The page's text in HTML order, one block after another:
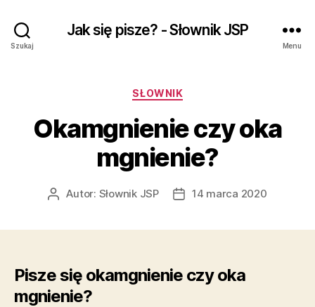
Szukaj
Jak się pisze? - Słownik JSP
Menu
Kategorie
SŁOWNIK
Okamgnienie czy oka
mgnienie?
AutorAutor: Słownik JSP
Data14 marca 2020
Pisze się okamgnienie czy oka
mgnienie?